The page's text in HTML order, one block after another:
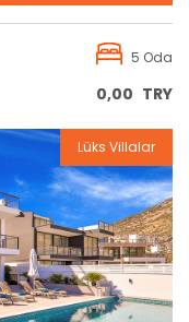
5 Oda
0,00 TRY
Lüks Villalar